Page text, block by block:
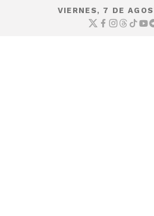
VIERNES, 7 DE